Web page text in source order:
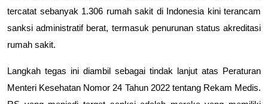
tercatat sebanyak 1.306 rumah sakit di Indonesia kini terancam
sanksi administratif berat, termasuk penurunan status akreditasi
rumah sakit.
Langkah tegas ini diambil sebagai tindak lanjut atas Peraturan
Menteri Kesehatan Nomor 24 Tahun 2022 tentang Rekam Medis.